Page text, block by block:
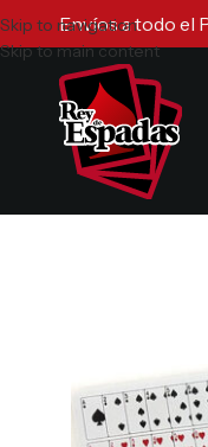
Skip to navigation
Skip to main content
Envíos a todo el